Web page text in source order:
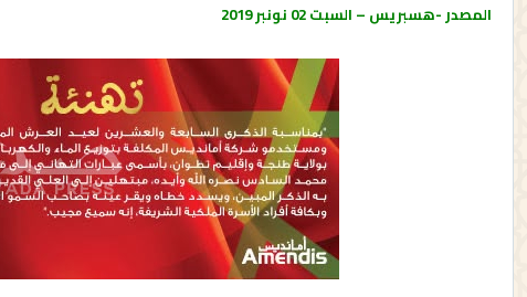
المصدر -هسبريس – السبت 02 نونبر 2019